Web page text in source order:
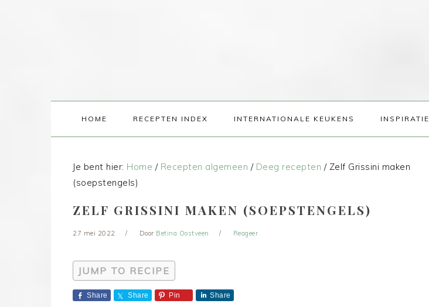
HOME RECEPTEN INDEX INTERNATIONALE KEUKENS INSPIRATIE
Je bent hier: Home / Recepten algemeen / Deeg recepten /Zelf Grissini maken
(soepstengels)
ZELF GRISSINI MAKEN (SOEPSTENGELS)
27 mei 2022 Door Betina Oostveen Reageer
JUMP TO RECIPE
Share Share Pin Share